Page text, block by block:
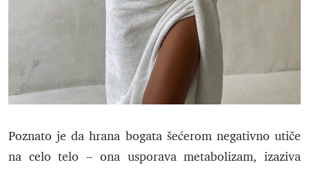
Poznato je da hrana bogata šećerom negativno utiče
na celo telo – ona usporava metabolizam, izaziva